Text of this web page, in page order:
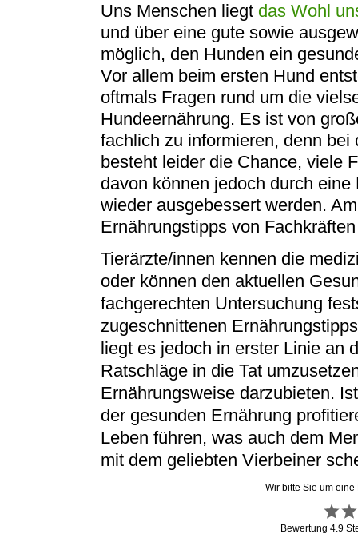
Uns Menschen liegt das Wohl
und über eine gute sowie
möglich, den Hunden ein
Vor allem beim ersten Hund
oftmals Fragen rund um die
Hundeernährung. Es ist von
fachlich zu informieren, denn
besteht leider die Chance, viele
davon können jedoch durch
wieder ausgebessert werden.
Ernährungstipps von
Tierärzte/innen kennen die
oder können den aktuellen
fachgerechten Untersuchung
zugeschnittenen
liegt es jedoch in erster Linie an
Ratschläge in die Tat
Ernährungsweise darzubieten.
der gesunden Ernährung
Leben führen, was auch dem
mit dem geliebten Vierbeiner
Wir bitte Sie um
Bewertung4.9